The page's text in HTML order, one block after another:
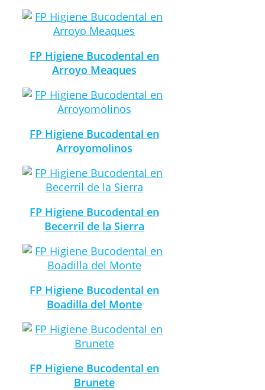
FP Higiene Bucodental en
Arroyo Meaques
FP Higiene Bucodental en
Arroyomolinos
FP Higiene Bucodental en
Becerril de la Sierra
FP Higiene Bucodental en
Boadilla del Monte
FP Higiene Bucodental en
Brunete